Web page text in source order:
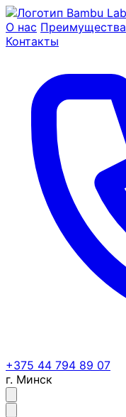
О нас Преимущества
Контакты
+375 44 794 89 07
г. Минск